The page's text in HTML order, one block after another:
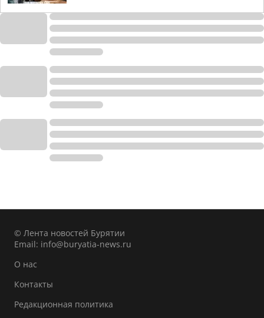
© Лента новостей Бурятии
Email: info@buryatia-news.ru
О нас
Контакты
Редакционная политика